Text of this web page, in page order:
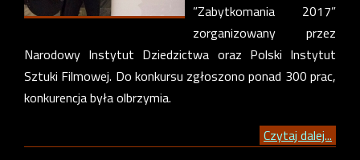
”Zabytkomania 2017”
zorganizowany przez
Narodowy Instytut Dziedzictwa oraz Polski Instytut
Sztuki Filmowej. Do konkursu zgłoszono ponad 300 prac,
konkurencja była olbrzymia.
Czytaj dalej...